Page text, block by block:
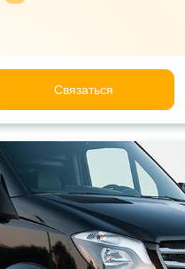
Связаться